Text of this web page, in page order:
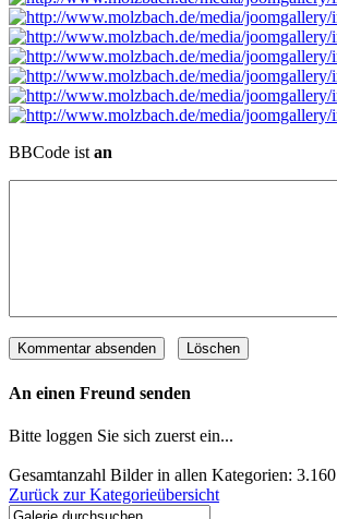
BBCode istan
An einen Freund senden
Bitte loggen Sie sich zuerst ein...
Gesamtanzahl Bilder in allen Kategorien: 3.160
Zurück zur Kategorieübersicht